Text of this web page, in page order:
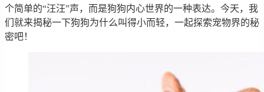
个简单的“汪汪”声，而是狗狗内心世界的一种表达。今天，我
们就来揭秘一下狗狗为什么叫得小而轻，一起探索宠物界的秘
密吧！